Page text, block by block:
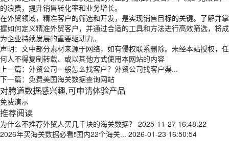
的浪费，提升销售转化率和业务增长。
在外贸领域，精准客户的筛选和开发，是实现销售目标的关键。了解并掌
握如何定义精准外贸客户，并通过合适的工具和方法进行高效筛选，将成
为企业持续发展的重要驱动力。
声明：文中部分素材来源于网络，如有侵权联系删除。未经本站授权，任
何人不得复制转载、或以其他方式使用本网站的内容
上一篇： 外贸公司一般怎么找客户？外贸公司找客户渠...
下一篇： 免费美国海关数据查询网站
对腾道数据感兴趣,可申请体验产品
免费演示
推荐阅读
为什么不推荐外贸人买几千块的海关数据？ 2025-11-27 16:48:22
2026年买海关数据必看❗国内22个海关... 2026-01-23 16:50:54